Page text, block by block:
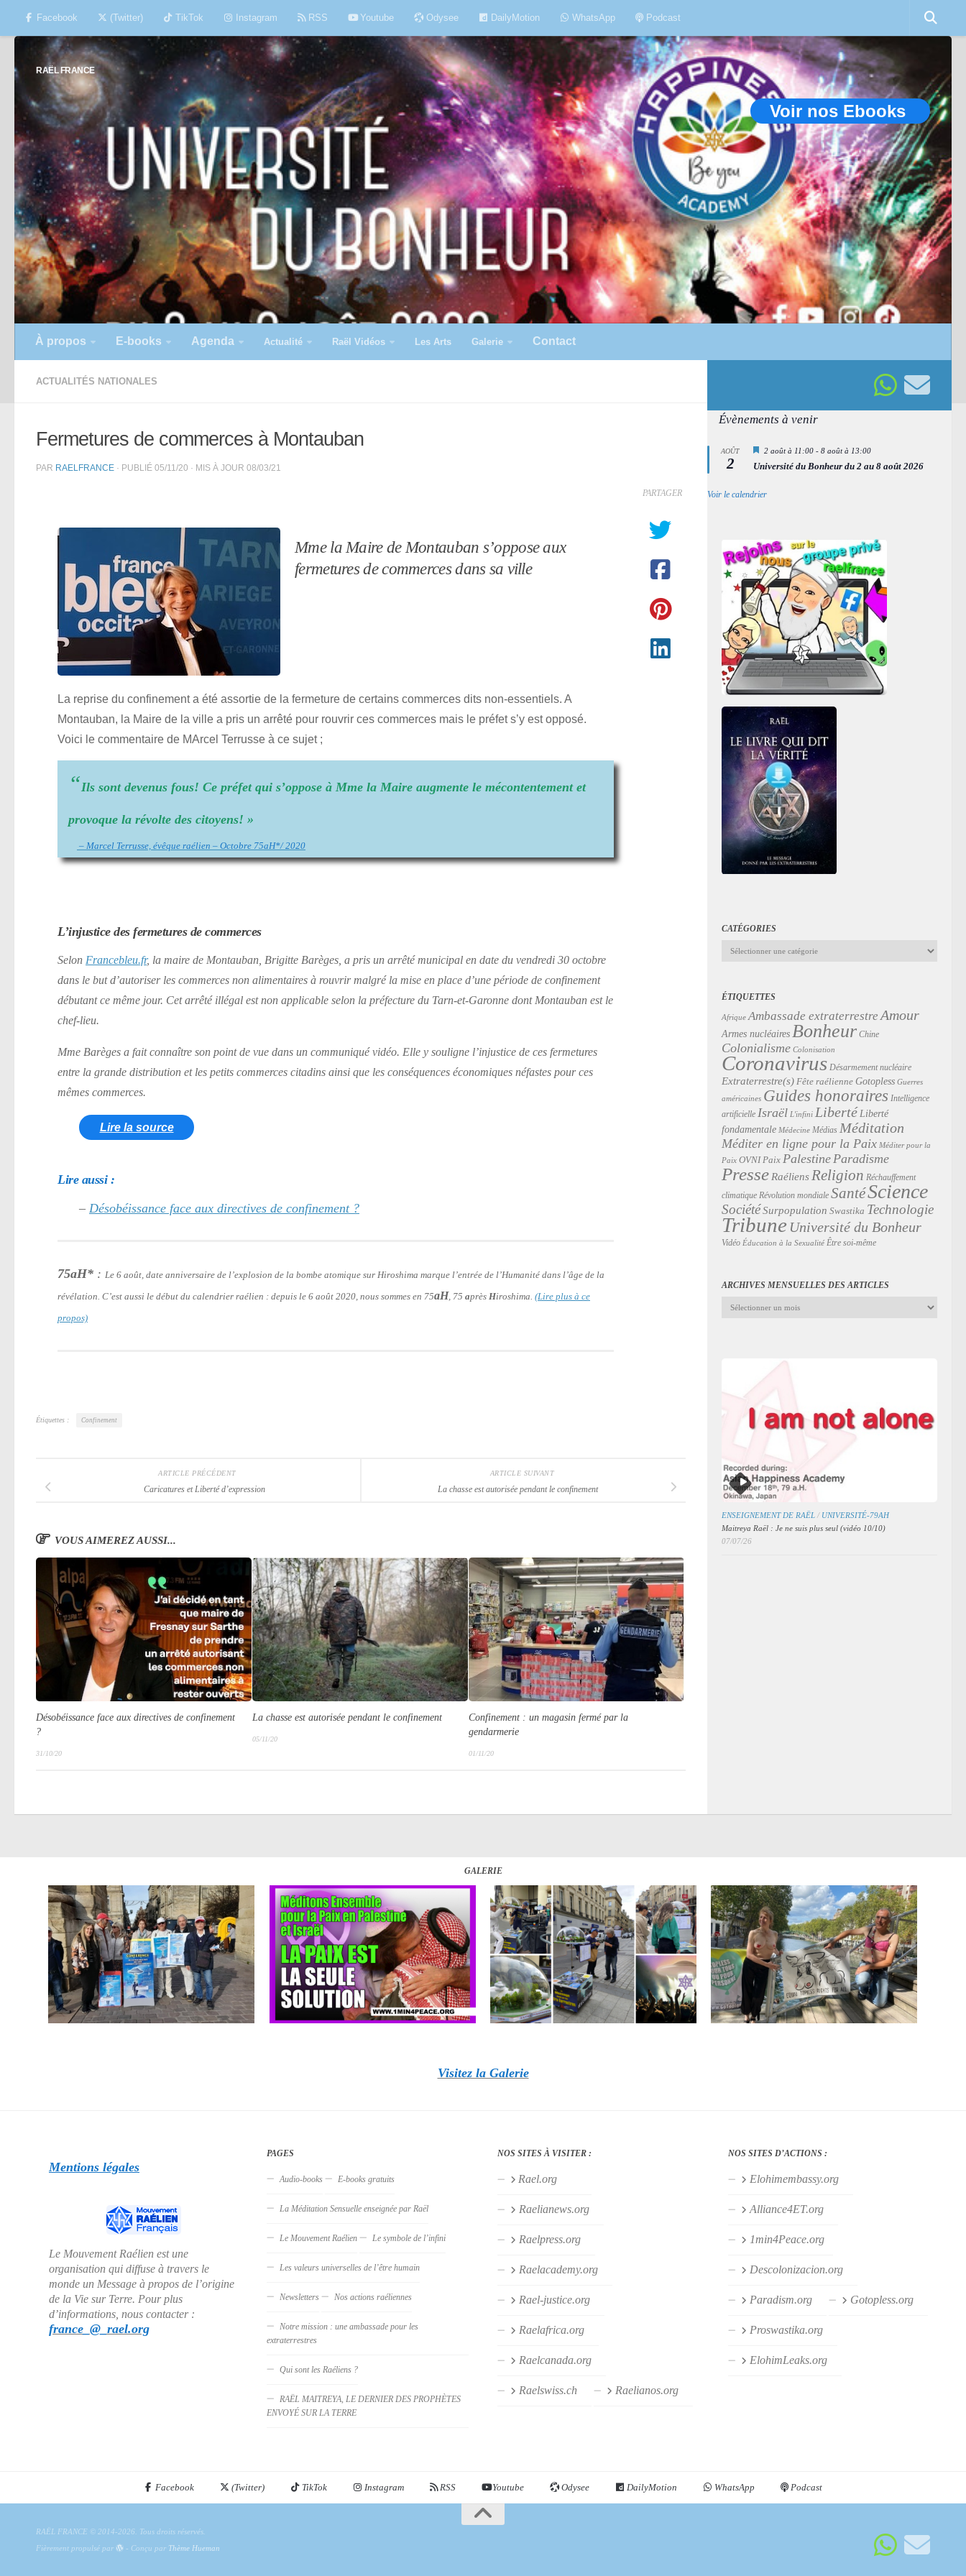
Skip to content
Facebook (Twitter) TikTok Instagram RSS Youtube Odysee DailyMotion WhatsApp Podcast
RAËL FRANCE
Voir nos Ebooks
À propos E-books Agenda Actualité Raël Vidéos Les Arts Galerie Contact
ACTUALITÉS NATIONALES
Fermetures de commerces à Montauban
PAR RAELFRANCE · PUBLIÉ 05/11/20 · MIS À JOUR 08/03/21
Mme la Maire de Montauban s’oppose aux
fermetures de commerces dans sa ville
La reprise du confinement a été assortie de la fermeture de certains commerces dits non-essentiels. A
Montauban, la Maire de la ville a pris un arrêté pour rouvrir ces commerces mais le préfet s’y est opposé.
Voici le commentaire de MArcel Terrusse à ce sujet ;
“Ils sont devenus fous! Ce préfet qui s’oppose à Mme la Maire augmente le mécontentement et
provoque la révolte des citoyens! »
– Marcel Terrusse, évêque raélien – Octobre 75aH*/ 2020
L’injustice des fermetures de commerces
Selon Francebleu.fr, la maire de Montauban, Brigitte Barèges, a pris un arrêté municipal en date du vendredi 30 octobre
dans le but d’autoriser les commerces non alimentaires à rouvrir malgré la mise en place d’une période de confinement
débutant ce même jour. Cet arrêté illégal est non applicable selon la préfecture du Tarn-et-Garonne dont Montauban est le
chef-lieu.
Mme Barèges a fait connaître son point de vue dans un communiqué vidéo. Elle y souligne l’injustice de ces fermetures
entre la grande distribution et les petits commerces citadins ainsi que les conséquences économiques néfastes pour ces
mêmes commerces.
Lire la source
Lire aussi :
– Désobéissance face aux directives de confinement ?
75aH* : Le 6 août, date anniversaire de l’explosion de la bombe atomique sur Hiroshima marque l’entrée de l’Humanité dans l’âge de la
révélation. C’est aussi le début du calendrier raélien : depuis le 6 août 2020, nous sommes en 75aH , 75 après Hiroshima. (Lire plus à ce
propos)
PARTAGER
Étiquettes : Confinement
ARTICLE SUIVANT
La chasse est autorisée pendant le confinement
ARTICLE PRÉCÉDENT
Caricatures et Liberté d’expression
VOUS AIMEREZ AUSSI...
Désobéissance face aux directives de confinement
?
31/10/20
La chasse est autorisée pendant le confinement
05/11/20
Confinement : un magasin fermé par la
gendarmerie
01/11/20
Évènements à venir
AOÛT
2
Mis
avant
2 août à 11:00 - 8 août à 13:00
Université du Bonheur du 2 au 8 août 2026
Voir le calendrier
CATÉGORIES
Catégories
ÉTIQUETTES
Afrique Ambassade extraterrestre Amour
Armes nucléaires Bonheur Chine
Colonialisme Colonisation
Coronavirus Désarmement nucléaire
Extraterrestre(s) Fête raélienne Gotopless Guerres
américaines Guides honoraires Intelligence
artificielle Israël L'infini Liberté Liberté
fondamentale Médecine Médias Méditation
Méditer en ligne pour la Paix Méditer pour la
Paix OVNI Paix PalestineParadisme
PresseRaéliens Religion Réchauffement
climatique Révolution mondiale SantéScience
SociétéSurpopulation Swastika Technologie
Tribune Université du Bonheur
Vidéo Éducation à la Sexualité Être soi-même
ARCHIVES MENSUELLES DES ARTICLES
Archives
ENSEIGNEMENT DE RAËL / UNIVERSITÉ-79AH
Maitreya Raël : Je ne suis plus seul (vidéo 10/10)
07/07/26
GALERIE
Visitez la Galerie
Mentions légales
Le Mouvement Raélien est une
organisation qui diffuse à travers le
monde un Message à propos de l’origine
de la Vie sur Terre. Pour plus
d’informations, nous contacter :
france_@_rael.org
PAGES
Audio-books E-books gratuits
La Méditation Sensuelle enseignée par Raël
Le Mouvement Raélien Le symbole de l’infini
Les valeurs universelles de l’être humain
Newsletters Nos actions raéliennes
Notre mission : une ambassade pour les
extraterrestres
Qui sont les Raéliens ?
RAËL MAITREYA, LE DERNIER DES PROPHÈTES
ENVOYÉ SUR LA TERRE
NOS SITES À VISITER :
Rael.org
Raelianews.org
Raelpress.org
Raelacademy.org
Rael-justice.org
Raelafrica.org
Raelcanada.org
Raelswiss.ch Raelianos.org
NOS SITES D’ACTIONS :
Elohimembassy.org
Alliance4ET.org
1min4Peace.org
Descolonizacion.org
Paradism.org Gotopless.org
Proswastika.org
ElohimLeaks.org
Facebook (Twitter) TikTok Instagram RSS Youtube Odysee DailyMotion WhatsApp Podcast
RAËL FRANCE © 2014-2026. Tous droits réservés.
Fièrement propulsé par
- Conçu par Thème Hueman